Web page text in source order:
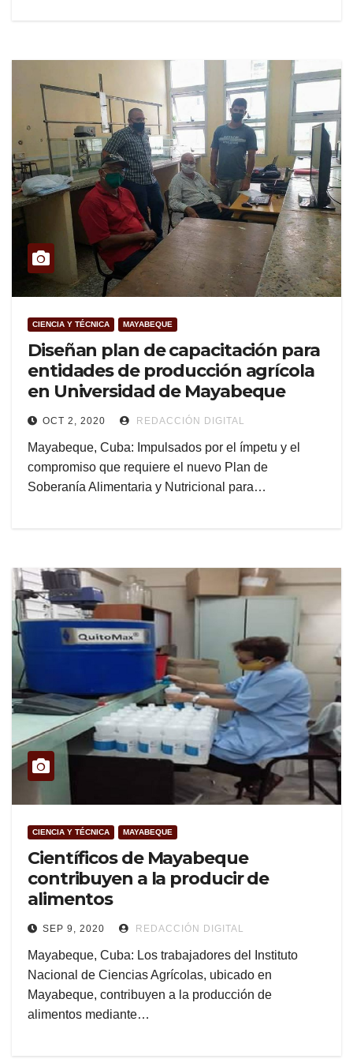
CIENCIA Y TÉCNICA MAYABEQUE
Diseñan plan de capacitación para
entidades de producción agrícola
en Universidad de Mayabeque
OCT 2, 2020 REDACCIÓN DIGITAL
Mayabeque, Cuba: Impulsados por el ímpetu y el
compromiso que requiere el nuevo Plan de
Soberanía Alimentaria y Nutricional para…
CIENCIA Y TÉCNICA MAYABEQUE
Científicos de Mayabeque
contribuyen a la producir de
alimentos
SEP 9, 2020 REDACCIÓN DIGITAL
Mayabeque, Cuba: Los trabajadores del Instituto
Nacional de Ciencias Agrícolas, ubicado en
Mayabeque, contribuyen a la producción de
alimentos mediante…